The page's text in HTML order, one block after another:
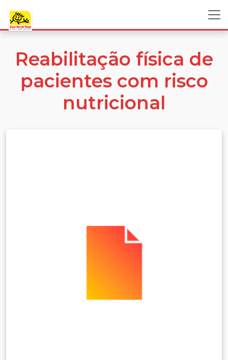
Reabilitação física de
pacientes com risco
nutricional